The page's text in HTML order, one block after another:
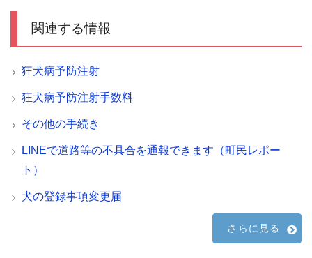
関連する情報
狂犬病予防注射
狂犬病予防注射手数料
その他の手続き
LINEで道路等の不具合を通報できます（町民レポー
ト）
犬の登録事項変更届
さらに見る